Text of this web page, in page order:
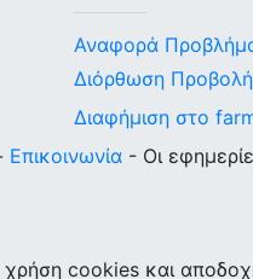
Αναφορά
Διόρθωση
Διαφήμιση στο
Επικοινωνία - Οι
χρήση cookies και